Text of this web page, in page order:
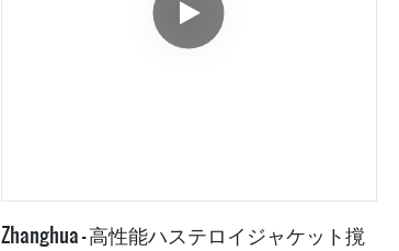
Zhanghua - 高性能ハステロイジャケット撹